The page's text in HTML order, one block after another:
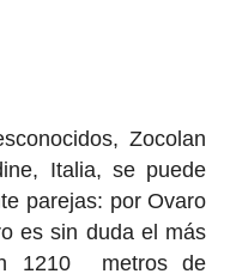
Zocolan
Italia, se puede
parejas: por Ovaro
es sin duda el más
1210 metros de